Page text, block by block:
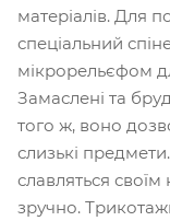
матеріалів. Для
спеціальний
мікрорельєфом
Замаслені та
того ж, воно
слизькі
славляться
зручно.